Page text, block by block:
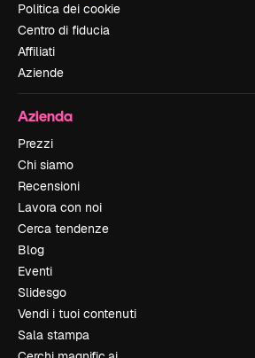
Politica dei cookie
Centro di fiducia
Affiliati
Aziende
Azienda
Prezzi
Chi siamo
Recensioni
Lavora con noi
Cerca tendenze
Blog
Eventi
Slidesgo
Vendi i tuoi contenuti
Sala stampa